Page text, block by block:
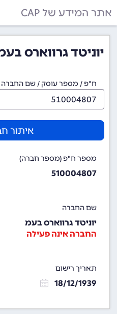
אתר המידע של CAP
יוניטד גרווארס בעמ
ח"פ / מספר עוסק / שם החברה
איתור
מספר ח"פ (מספר חברה)
510004807
שם החברה
יוניטד גרווארס בעמ
החברה אינה פעילה
תאריך רישום
18/12/1939